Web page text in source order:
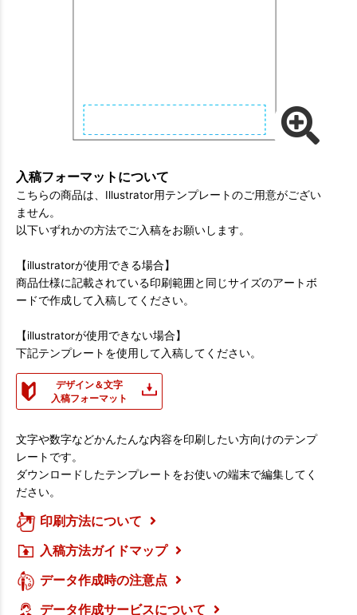
入稿フォーマットについて
こちらの商品は、Illustrator用テンプレートのご用意がござい
ません。
以下いずれかの方法でご入稿をお願いします。
【illustratorが使用できる場合】
商品仕様に記載されている印刷範囲と同じサイズのアートボ
ードで作成して入稿してください。
【illustratorが使用できない場合】
下記テンプレートを使用して入稿してください。
デザイン＆文字
入稿フォーマット
文字や数字などかんたんな内容を印刷したい方向けのテンプ
レートです。
ダウンロードしたテンプレートをお使いの端末で編集してく
ださい。
印刷方法について
入稿方法ガイドマップ
データ作成時の注意点
データ作成サービスについて